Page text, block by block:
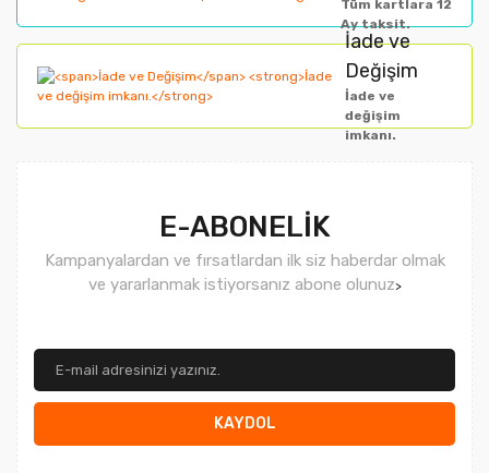
Tüm kartlara 12
Ay taksit.
İade ve
Değişim
İade ve
değişim
imkanı.
E-ABONELİK
Kampanyalardan ve fırsatlardan ilk siz haberdar olmak
ve yararlanmak istiyorsanız abone olunuz>
KAYDOL